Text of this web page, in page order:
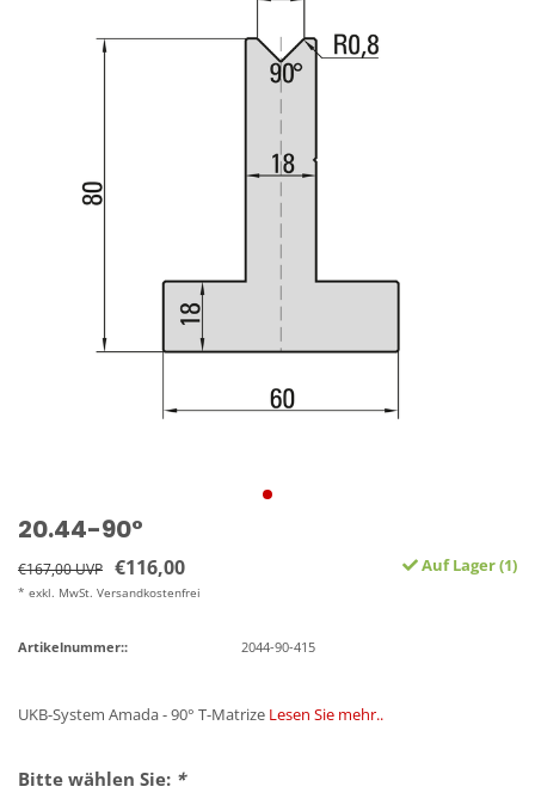
20.44-90°
€167,00 UVP €116,00
* exkl. MwSt. Versandkostenfrei
Auf Lager (1)
Artikelnummer:: 2044-90-415
UKB-System Amada - 90° T-Matrize Lesen Sie mehr..
Bitte wählen Sie: *